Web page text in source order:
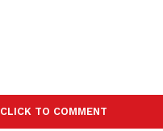
CLICK TO COMMENT